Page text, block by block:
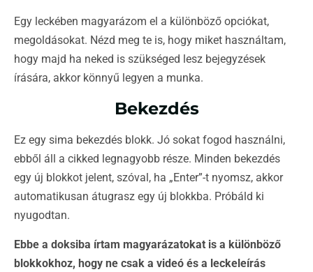
Egy leckében magyarázom el a különböző opciókat,
megoldásokat. Nézd meg te is, hogy miket használtam,
hogy majd ha neked is szükséged lesz bejegyzések
írására, akkor könnyű legyen a munka.
Bekezdés
Ez egy sima bekezdés blokk. Jó sokat fogod használni,
ebből áll a cikked legnagyobb része. Minden bekezdés
egy új blokkot jelent, szóval, ha „Enter”-t nyomsz, akkor
automatikusan átugrasz egy új blokkba. Próbáld ki
nyugodtan.
Ebbe a doksiba írtam magyarázatokat is a különböző
blokkokhoz, hogy ne csak a videó és a leckeleírás